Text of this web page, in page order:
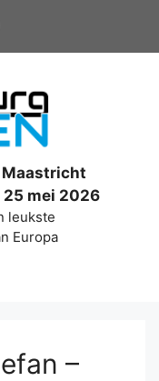
Maastricht
mei 2026
leukste
Europa
–